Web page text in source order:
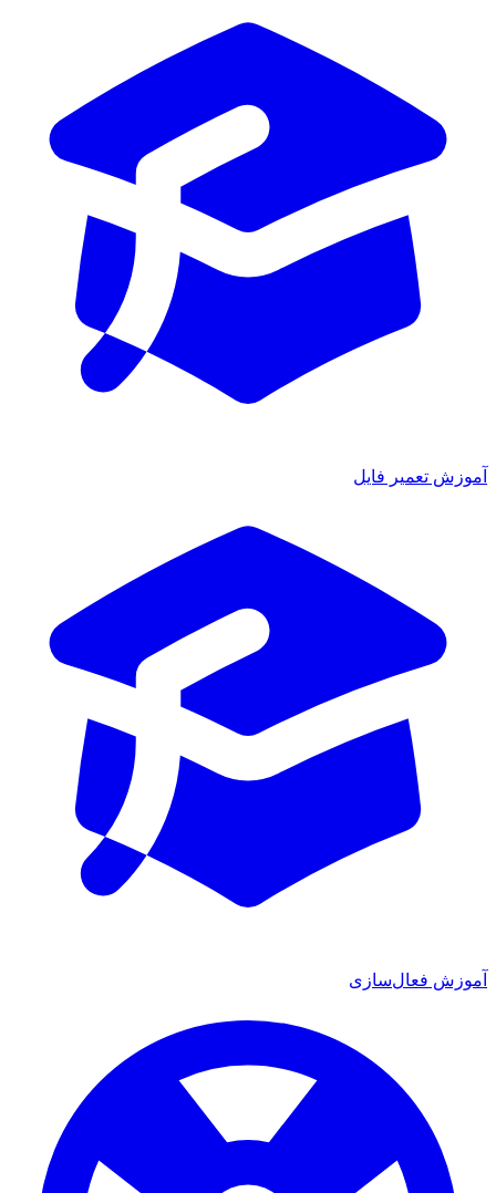
آموزش تعمیر فایل
آموزش فعال‌سازی